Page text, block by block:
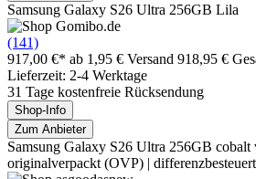
Samsung Galaxy S26 Ultra 256GB Lila
(141)
917,00 €* ab 1,95 € Versand 918,95 €
Lieferzeit: 2-4 Werktage
31 Tage kostenfreie Rücksendung
Shop-Info
Zum Anbieter
Samsung Galaxy S26 Ultra 256GB
originalverpackt (OVP) |